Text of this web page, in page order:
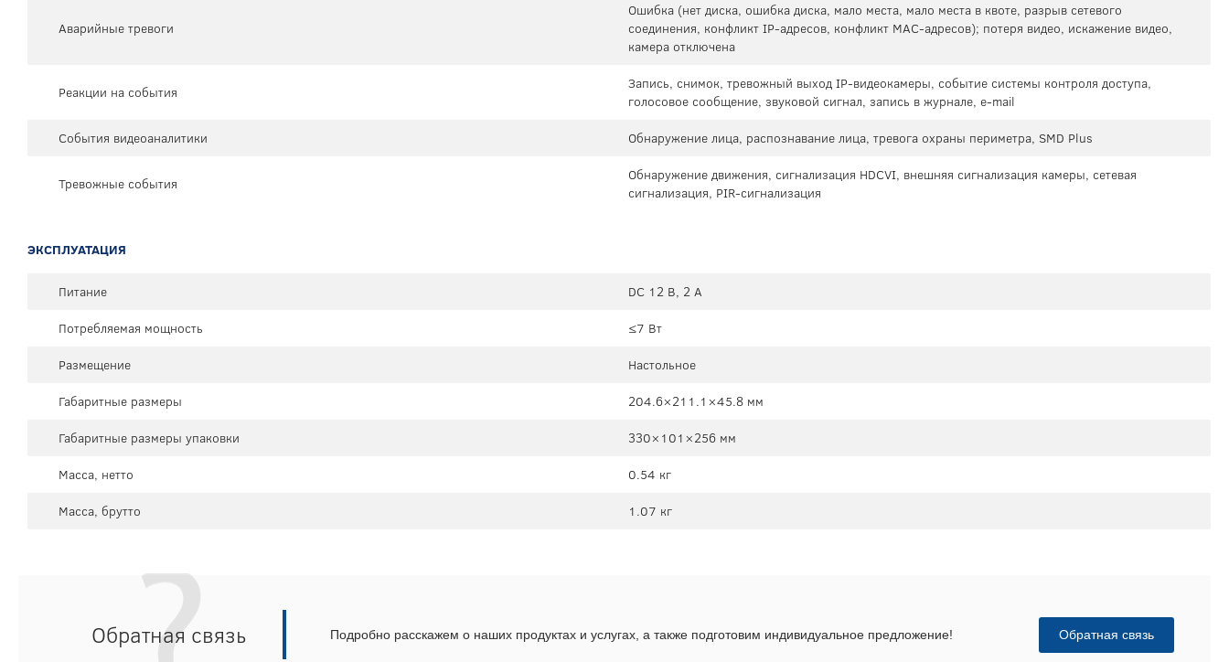
Аварийные тревоги
Ошибка (нет диска, ошибка диска, мало места, мало места в квоте, разрыв сетевого
соединения, конфликт IP-адресов, конфликт MAC-адресов); потеря видео, искажение видео,
камера отключена
Реакции на события
Запись, снимок, тревожный выход IP-видеокамеры, событие системы контроля доступа,
голосовое сообщение, звуковой сигнал, запись в журнале, e-mail
События видеоаналитики
Обнаружение лица, распознавание лица, тревога охраны периметра, SMD Plus
Тревожные события
Обнаружение движения, сигнализация HDCVI, внешняя сигнализация камеры, сетевая
сигнализация, PIR-сигнализация
ЭКСПЛУАТАЦИЯ
Питание
DC 12 В, 2 А
Потребляемая мощность
≤7 Вт
Размещение
Настольное
Габаритные размеры
204.6×211.1×45.8 мм
Габаритные размеры упаковки
330×101×256 мм
Масса, нетто
0.54 кг
Масса, брутто
1.07 кг
Обратная связь Подробно расскажем о наших продуктах и услугах, а также подготовим индивидуальное предложение! Обратная связь